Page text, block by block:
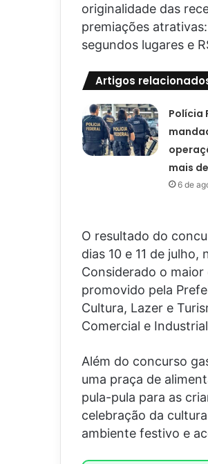
originalidade das
premiações
segundos lugares e
Artigos
Polícia
mais
6 de
O resultado do
dias 10 e 11 de
Considerado o
promovido pela
Cultura, Lazer e
Comercial e
Além do concurso
uma praça de
pula-pula para as
celebração da
ambiente festivo e